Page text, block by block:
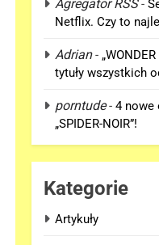
Agregator RSS-
Netflix. Czy to
Adrian-
tytuły wszystkich
porntude-4 nowe
„SPIDER-NOIR”!
Kategorie
Artykuły